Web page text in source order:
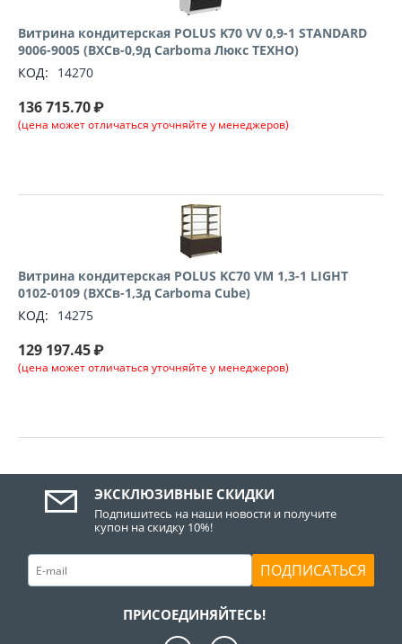
Витрина кондитерская POLUS K70 VV 0,9-1 STANDARD
9006-9005 (ВХСв-0,9д Carboma Люкс ТЕХНО)
КОД:
14270
136 715.70₽
(цена может отличаться уточняйте у менеджеров)
Витрина кондитерская POLUS KC70 VM 1,3-1 LIGHT
0102-0109 (ВХСв-1,3д Сarboma Cube)
КОД:
14275
129 197.45₽
(цена может отличаться уточняйте у менеджеров)
ЭКСКЛЮЗИВНЫЕ СКИДКИ
Подпишитесь на наши новости и получите
купон на скидку 10%!
ПОДПИСАТЬСЯ
ПРИСОЕДИНЯЙТЕСЬ!